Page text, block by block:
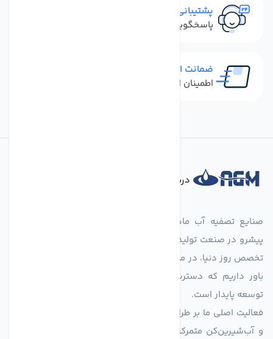
پشتیبانی سریع
پاسخگویی سریع به تماس‌ها و پیام‌ها
ضمانت اصل بودن کالا
اطمینان از خرید کالای اورجینال
درباره فروشگاه
پیشرو در صنعت تولید تجهیزات تصفیه آب، با تکیه بر دانش فنی و
تخصص روز دنیا، در مسیر تأمین آب سالم و پایدار گام برمی‌دارد. ما
باور داریم که دسترسی به آب پاک، یک حق اساسی و زیربنای
توسعه پایدار است.
فعالیت اصلی ما بر طراحی و تولید سیستم‌های پیشرفته تصفیه آب
و آب‌شیرین‌کن متمرکز است. ما با بهره‌گیری از فناوری‌های نوین